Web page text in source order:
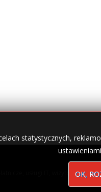
statystycznych,
OK,
usługi IT, wizytówki w